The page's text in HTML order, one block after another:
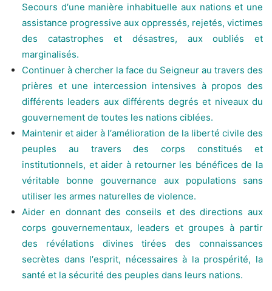
Secours d′une manière inhabituelle aux nations et une
assistance progressive aux oppressés, rejetés, victimes
des catastrophes et désastres, aux oubliés et
marginalisés.
Continuer à chercher la face du Seigneur au travers des
prières et une intercession intensives à propos des
différents leaders aux différents degrés et niveaux du
gouvernement de toutes les nations ciblées.
Maintenir et aider à l′amélioration de la liberté civile des
peuples au travers des corps constitués et
institutionnels, et aider à retourner les bénéfices de la
véritable bonne gouvernance aux populations sans
utiliser les armes naturelles de violence.
Aider en donnant des conseils et des directions aux
corps gouvernementaux, leaders et groupes à partir
des révélations divines tirées des connaissances
secrètes dans l′esprit, nécessaires à la prospérité, la
santé et la sécurité des peuples dans leurs nations.